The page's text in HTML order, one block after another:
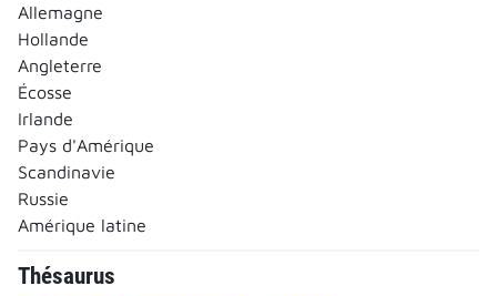
Allemagne
Hollande
Angleterre
Écosse
Irlande
Pays d'Amérique
Scandinavie
Russie
Amérique latine
Thésaurus